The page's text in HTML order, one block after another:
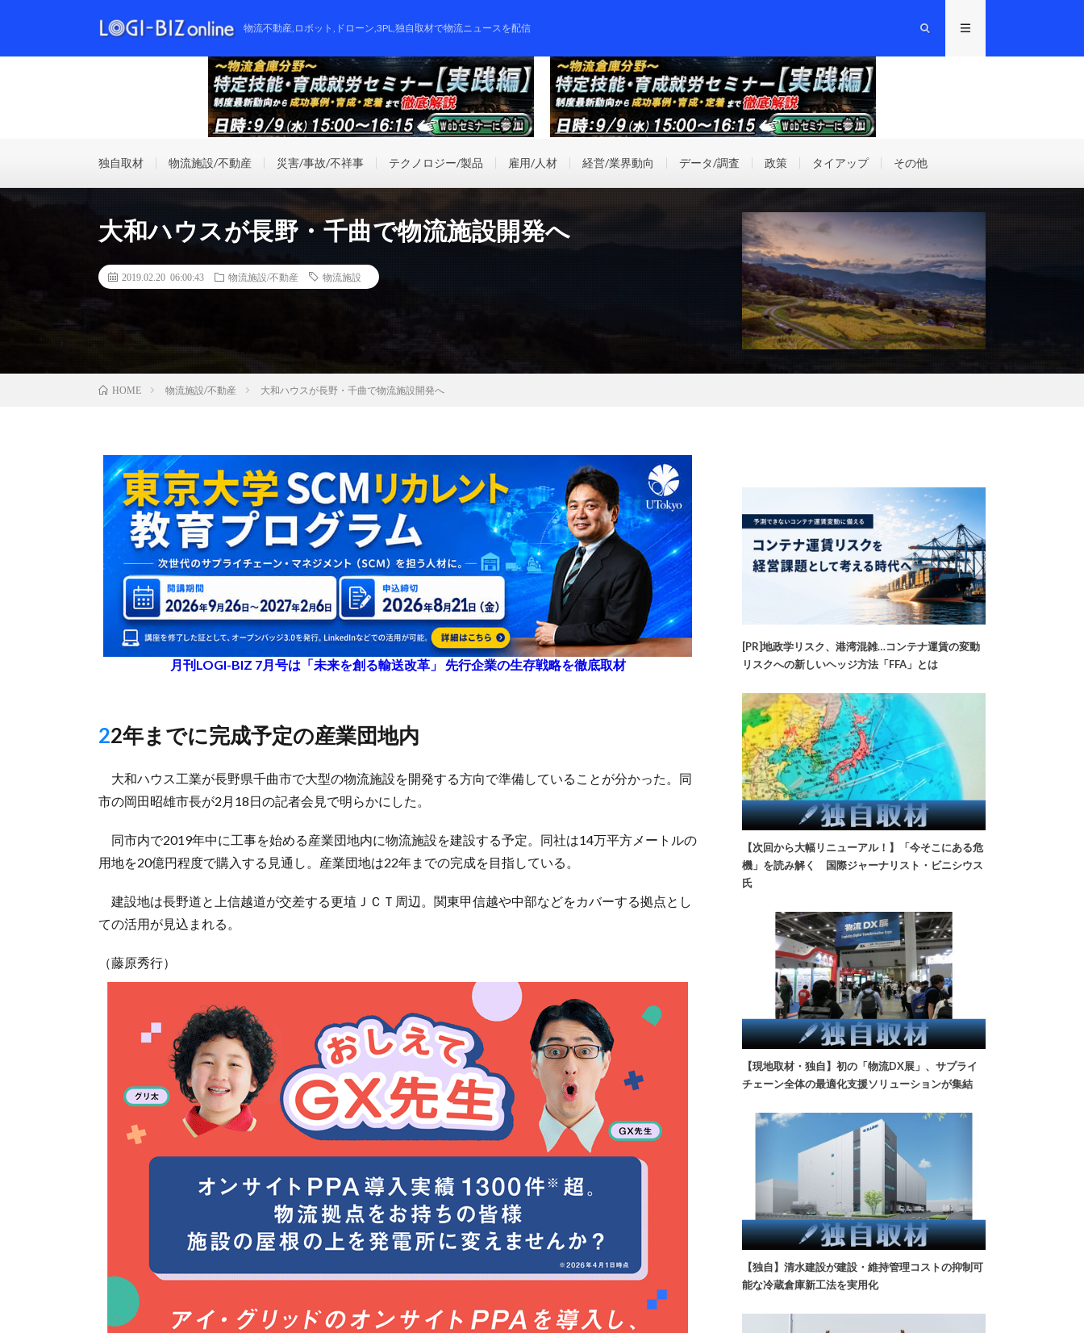
物流不動産,ロボット,ドローン,3PL,独自取材で物流ニュースを配信
独自取材 物流施設/不動産 災害/事故/不祥事 テクノロジー/製品 雇用/人材 経営/業界動向 データ/調査 政策 タイアップ その他
大和ハウスが長野・千曲で物流施設開発へ
2019.02.20 06:00:43 物流施設/不動産 物流施設
HOME 物流施設/不動産 大和ハウスが長野・千曲で物流施設開発へ
月刊LOGI-BIZ 7月号は「未来を創る輸送改革」 先行企業の生存戦略を徹底取材
22年までに完成予定の産業団地内
大和ハウス工業が長野県千曲市で大型の物流施設を開発する方向で準備していることが分かった。同
市の岡田昭雄市長が2月18日の記者会見で明らかにした。
同市内で2019年中に工事を始める産業団地内に物流施設を建設する予定。同社は14万平方メートルの
用地を20億円程度で購入する見通し。産業団地は22年までの完成を目指している。
建設地は長野道と上信越道が交差する更埴ＪＣＴ周辺。関東甲信越や中部などをカバーする拠点とし
ての活用が見込まれる。
（藤原秀行）
[PR]地政学リスク、港湾混雑…コンテナ運賃の変動
リスクへの新しいヘッジ方法「FFA」とは
【次回から大幅リニューアル！】「今そこにある危
機」を読み解く 国際ジャーナリスト・ビニシウス
氏
【現地取材・独自】初の「物流DX展」、サプライ
チェーン全体の最適化支援ソリューションが集結
【独自】清水建設が建設・維持管理コストの抑制可
能な冷蔵倉庫新工法を実用化